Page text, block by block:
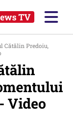
TV
Cătălin Predoiu,
Video